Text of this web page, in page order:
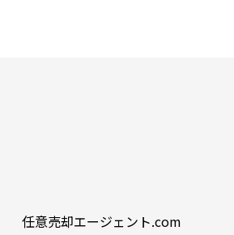
任意売却エージェント.com